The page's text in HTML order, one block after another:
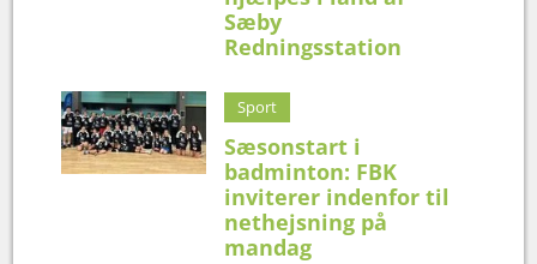
Sæby
Redningsstation
Sport
Sæsonstart i
badminton: FBK
inviterer indenfor til
nethejsning på
mandag